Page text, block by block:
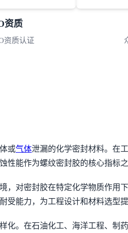
资质
资质认证
或气体泄漏的化学密封材料。在
能作为螺纹密封胶的核心指标
，对密封胶在特定化学物质作用
能力，为工程设计和材料选型提
。在石油化工、海洋工程、制